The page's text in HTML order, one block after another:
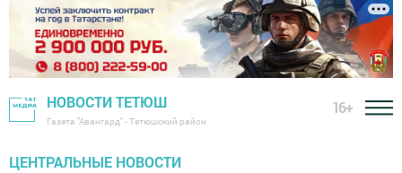
НОВОСТИ ТЕТЮШ
Газета "Авангард" - Тетюшский район
16+
ЦЕНТРАЛЬНЫЕ НОВОСТИ